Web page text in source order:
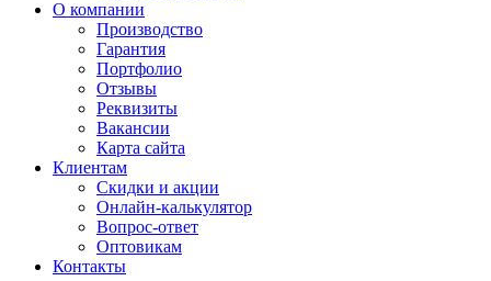
О компании
Производство
Гарантия
Портфолио
Отзывы
Реквизиты
Вакансии
Карта сайта
Клиентам
Скидки и акции
Онлайн-калькулятор
Вопрос-ответ
Оптовикам
Контакты